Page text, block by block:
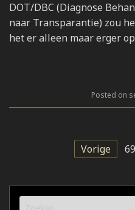
DOT/DBC (Diagnose
naar Transparantie) zou
het er alleen maar erger
Posted on
Vorige 69